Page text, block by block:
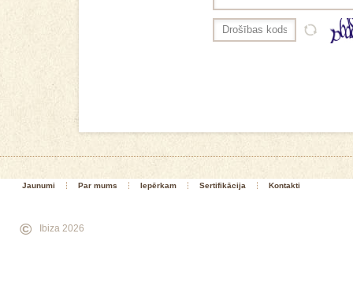
Jaunumi Par mums Iepērkam Sertifikācija Kontakti
© Ibiza 2026